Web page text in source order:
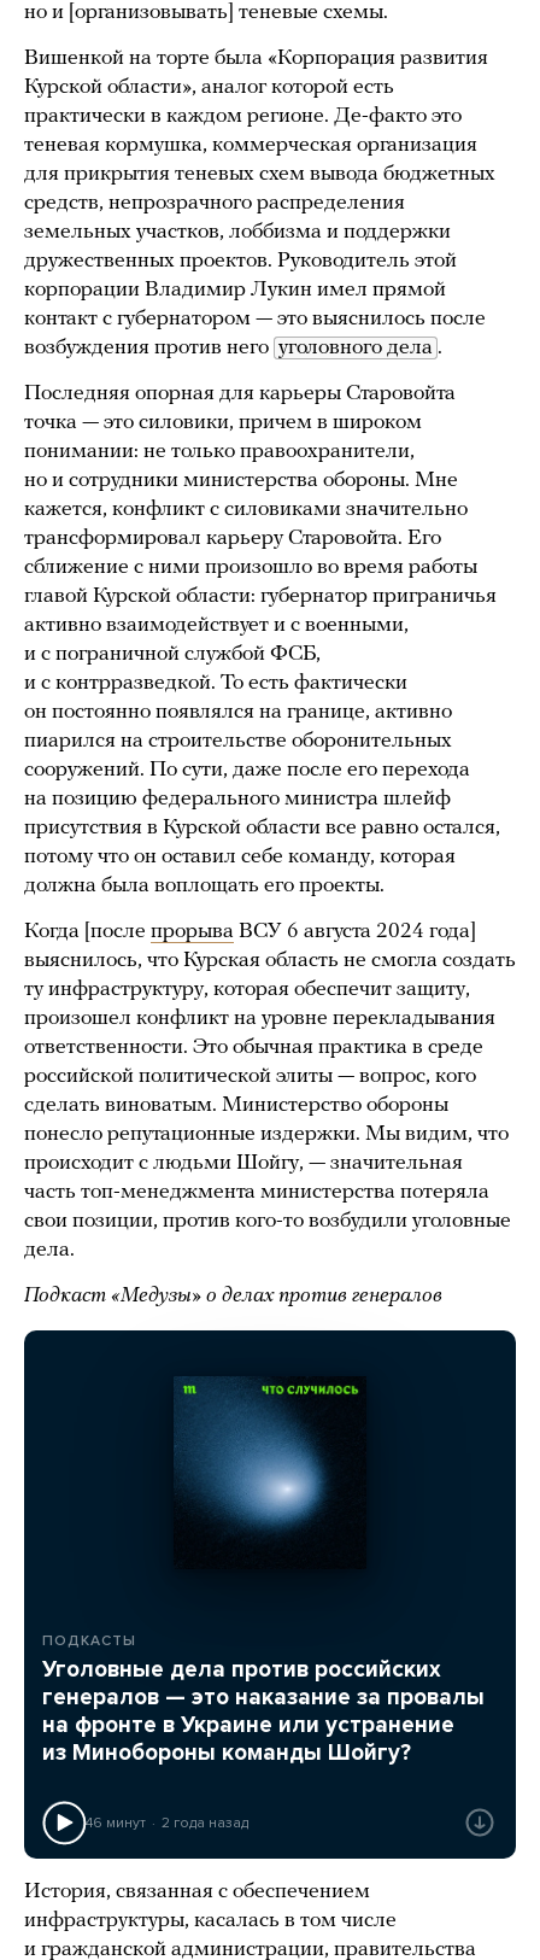
но и [организовывать] теневые схемы.
Вишенкой на торте была «Корпорация развития
Курской области», аналог которой есть
практически в каждом регионе. Де-факто это
теневая кормушка, коммерческая организация
для прикрытия теневых схем вывода бюджетных
средств, непрозрачного распределения
земельных участков, лоббизма и поддержки
дружественных проектов. Руководитель этой
корпорации Владимир Лукин имел прямой
контакт с губернатором — это выяснилось после
возбуждения против него уголовного дела .
Последняя опорная для карьеры Старовойта
точка — это силовики, причем в широком
понимании: не только правоохранители,
но и сотрудники министерства обороны. Мне
кажется, конфликт с силовиками значительно
трансформировал карьеру Старовойта. Его
сближение с ними произошло во время работы
главой Курской области: губернатор приграничья
активно взаимодействует и с военными,
и с пограничной службой ФСБ,
и с контрразведкой. То есть фактически
он постоянно появлялся на границе, активно
пиарился на строительстве оборонительных
сооружений. По сути, даже после его перехода
на позицию федерального министра шлейф
присутствия в Курской области все равно остался,
потому что он оставил себе команду, которая
должна была воплощать его проекты.
Когда [после прорыва ВСУ 6 августа 2024 года]
выяснилось, что Курская область не смогла создать
ту инфраструктуру, которая обеспечит защиту,
произошел конфликт на уровне перекладывания
ответственности. Это обычная практика в среде
российской политической элиты — вопрос, кого
сделать виноватым. Министерство обороны
понесло репутационные издержки. Мы видим, что
происходит с людьми Шойгу, — значительная
часть топ-менеджмента министерства потеряла
свои позиции, против кого-то возбудили уголовные
дела.
Подкаст «Медузы» о делах против генералов
ПОДКАСТЫ
Уголовные дела против российских
генералов — это наказание за провалы
на фронте в Украине или устранение
из Минобороны команды Шойгу?
46 минут 2 года назад
История, связанная с обеспечением
инфраструктуры, касалась в том числе
и гражданской администрации, правительства